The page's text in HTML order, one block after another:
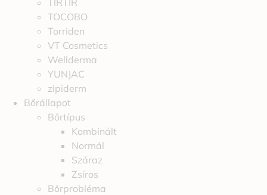
TIRTIR
TOCOBO
Torriden
VT Cosmetics
Wellderma
YUNJAC
zipiderm
Bőrállapot
Bőrtípus
Kombinált
Normál
Száraz
Zsíros
Bőrprobléma